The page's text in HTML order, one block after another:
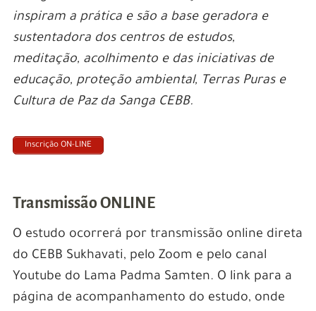
inspiram a prática e são a base geradora e
sustentadora dos centros de estudos,
meditação, acolhimento e das iniciativas de
educação, proteção ambiental, Terras Puras e
Cultura de Paz da Sanga CEBB.
Inscrição ON-LINE
Transmissão ONLINE
O estudo ocorrerá por transmissão online direta
do CEBB Sukhavati, pelo Zoom e pelo canal
Youtube do Lama Padma Samten. O link para a
página de acompanhamento do estudo, onde